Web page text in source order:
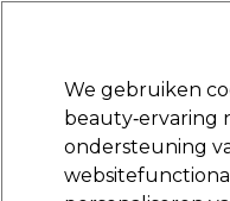
Merken Deals Haar
We gebruiken
beauty‑ervaring
ondersteuning